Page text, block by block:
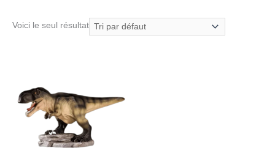
Voici le seul résultat